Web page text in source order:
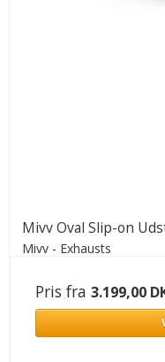
Mivv Oval Slip-on
Mivv - Exhausts
Pris fra 3.199,00